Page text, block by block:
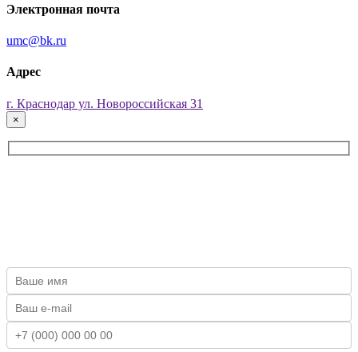
Электронная почта
umc@bk.ru
Адрес
г. Краснодар ул. Новороссийская 31
×